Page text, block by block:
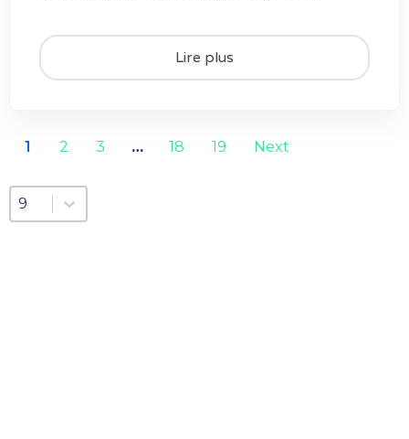
Lire plus
1 2 3 … 18 19 Next
Sélectionnez un nombre par page
9
Sélectionnez un nombre par page